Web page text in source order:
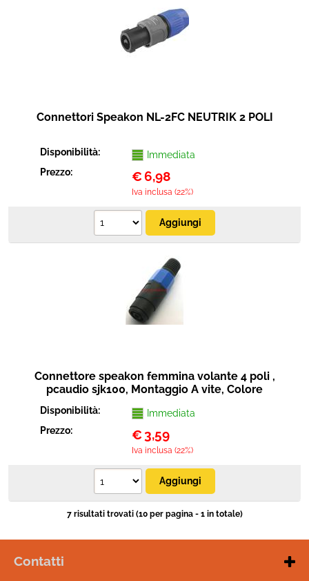
Connettori Speakon NL-2FC NEUTRIK 2 POLI
Disponibilità:
Immediata
Prezzo:
€6,98
Iva inclusa (22%)
Connettore speakon femmina volante 4 poli ,
pcaudio sjk100, Montaggio A vite, Colore
Disponibilità:
Immediata
Prezzo:
€ 3,59
Iva inclusa (22%)
7 risultati trovati (10 per pagina - 1 in totale)
Contatti